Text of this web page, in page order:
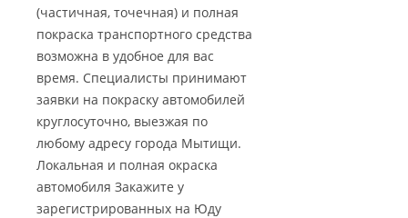
(частичная, точечная) и полная
покраска транспортного средства
возможна в удобное для вас
время. Специалисты принимают
заявки на покраску автомобилей
круглосуточно, выезжая по
любому адресу города Мытищи.
Локальная и полная окраска
автомобиля Закажите у
зарегистрированных на Юду